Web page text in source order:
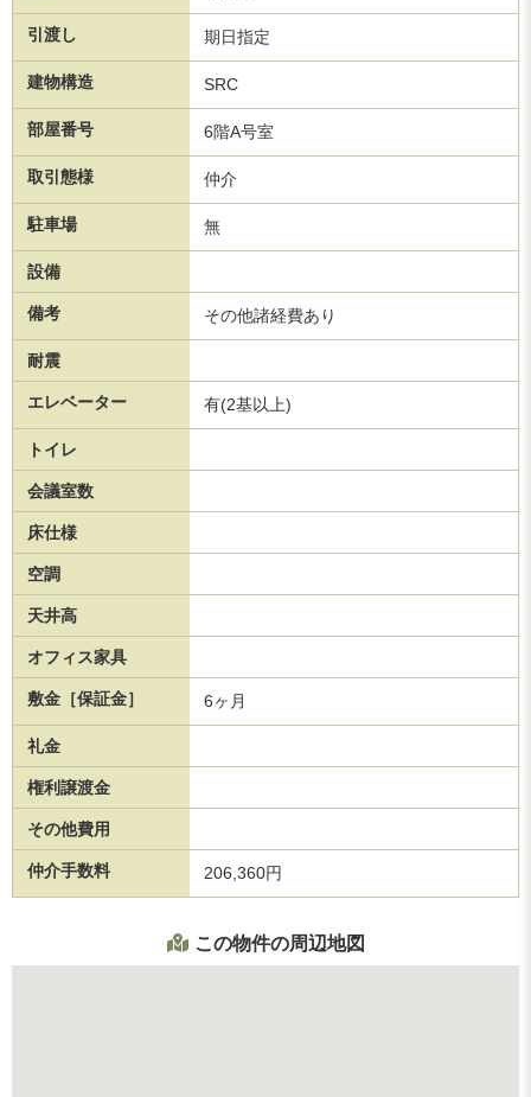
引渡し 期日指定
建物構造 SRC
部屋番号 6階A号室
取引態様 仲介
駐車場 無
設備
備考 その他諸経費あり
耐震
エレベーター 有(2基以上)
トイレ
会議室数
床仕様
空調
天井高
オフィス家具
敷金［保証金］ 6ヶ月
礼金
権利譲渡金
その他費用
仲介手数料 206,360円
この物件の周辺地図